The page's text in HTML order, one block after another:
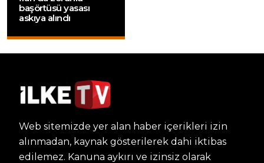
başörtüsü yasası
askıya alındı
Web sitemizde yer alan haber içerikleri izin
alınmadan, kaynak gösterilerek dahi iktibas
edilemez. Kanuna aykırı ve izinsiz olarak